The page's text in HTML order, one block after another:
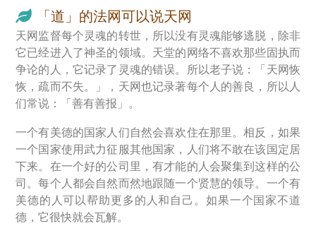
「道」的法网可以说天网
天网监督每个灵魂的转世，所以没有灵魂能够逃脱，除非
它已经进入了神圣的领域。天堂的网络不喜欢那些固执而
争论的人，它记录了灵魂的错误。所以老子说：「天网恢
恢，疏而不失。」，天网也记录著每个人的善良，所以人
们常说：「善有善报」。
一个有美德的国家人们自然会喜欢住在那里。相反，如果
一个国家使用武力征服其他国家，人们将不敢在该国定居
下来。在一个好的公司里，有才能的人会聚集到这样的公
司。每个人都会自然而然地跟随一个贤慧的领导。一个有
美德的人可以帮助更多的人和自己。如果一个国家不道
德，它很快就会瓦解。